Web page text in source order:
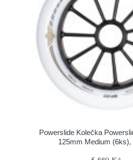
Powerslide Kolečka
125mm Medium (6ks),